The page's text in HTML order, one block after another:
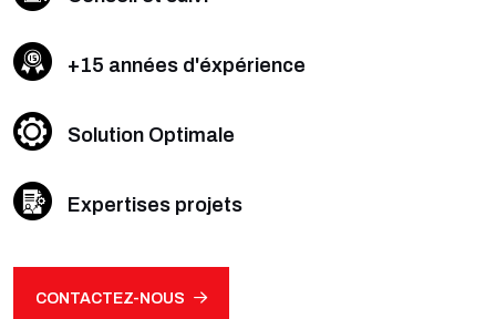
+15 années d'éxpérience
Solution Optimale
Expertises projets
CONTACTEZ-NOUS